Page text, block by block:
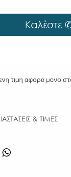
Καλέστε
τιμη αφορα μονο
& ΤΙΜΕΣ